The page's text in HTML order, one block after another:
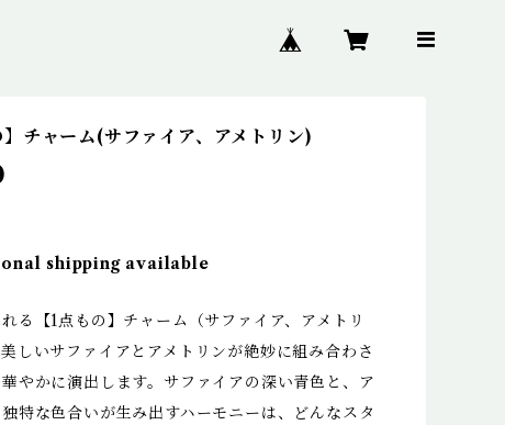
】チャーム(サファイア、アメトリン)
shipping available
る【1点もの】チャーム（サファイア、アメトリ
しいサファイアとアメトリンが絶妙に組み合わさ
華やかに演出します。サファイアの深い青色と、ア
特な色合いが生み出すハーモニーは、どんなスタ